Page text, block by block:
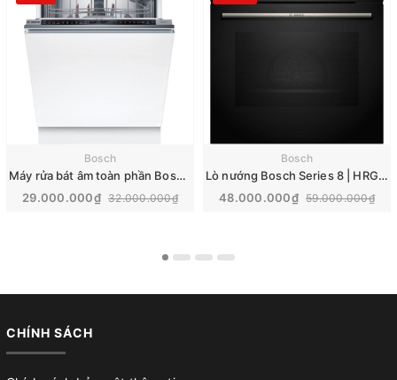
Bosch
Máy rửa bát âm toàn phần Bosch Series 8 | SMD8TCX04E
29.000.000₫ 32.000.000₫
Bosch
Lò nướng Bosch Series 8 | HRG7784B1
48.000.000₫ 59.000.000₫
CHÍNH SÁCH